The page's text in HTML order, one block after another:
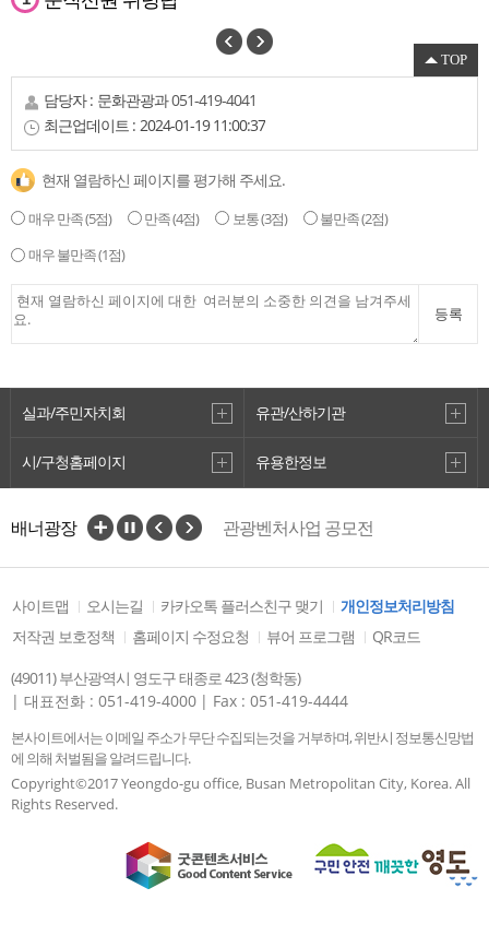
2 의료지원단참전기념비
3 6․25참전영도유격부대유적지비
TOP
담당자 : 문화관광과051-419-4041
최근업데이트 : 2024-01-19 11:00:37
현재 열람하신 페이지를 평가해 주세요.
매우 만족(5점) 만족(4점) 보통(3점) 불만족(2점)
매우 불만족(1점)
등록
실과/주민자치회 유관/산하기관
시/구청홈페이지 유용한정보
배너광장
관광벤처사업 공모전
사이트맵 오시는길 카카오톡 플러스친구 맺기
개인정보처리방침
저작권 보호정책
홈페이지 수정요청 뷰어 프로그램
QR코드
(49011) 부산광역시 영도구 태종로 423 (청학동)
| 대표전화 : 051-419-4000 | Fax : 051-419-4444
본사이트에서는 이메일 주소가 무단 수집되는것을 거부하며, 위반시 정보통신망법
에 의해 처벌됨을 알려드립니다.
Copyright©2017 Yeongdo-gu office, Busan Metropolitan City, Korea. All
Rights Reserved.